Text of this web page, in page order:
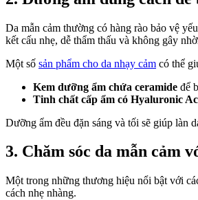
Da mẫn cảm thường có hàng rào bảo vệ
kết cấu nhẹ, dễ thẩm thấu và không gây
Một số sản phẩm cho da nhạy cảm có thể
Kem dưỡng ẩm chứa ceramide để
Tinh chất cấp ẩm có Hyaluronic
Dưỡng ẩm đều đặn sáng và tối sẽ giúp làn
3. Chăm sóc da mẫn cảm
Một trong những thương hiệu nổi bật với
cách nhẹ nhàng.